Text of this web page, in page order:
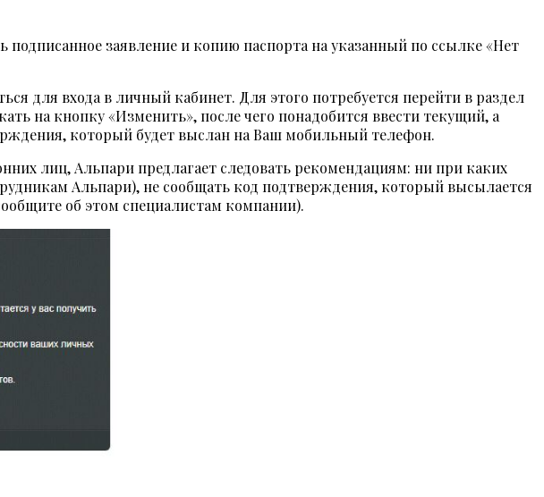
заявление и копию паспорта на указанный по ссылке «Нет
для входа в личный кабинет. Для этого потребуется перейти в раздел
на кнопку «Изменить», после чего понадобится ввести текущий, а
который будет выслан на Ваш мобильный телефон.
лиц, Альпари предлагает следовать рекомендациям: ни при каких
Альпари), не сообщать код подтверждения, который высылается
об этом специалистам компании).